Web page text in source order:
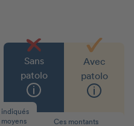
Sans
patolo
indiqués
Avec
patolo
Ces montants
70 € 0 €